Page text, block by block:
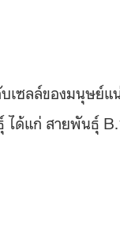
ซลล์ของมนุษย์แ
ด้แก่ สายพันธุ์